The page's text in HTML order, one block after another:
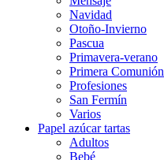
Navidad
Otoño-Invierno
Pascua
Primavera-verano
Primera Comunión
Profesiones
San Fermín
Varios
Papel azúcar tartas
Adultos
Bebé